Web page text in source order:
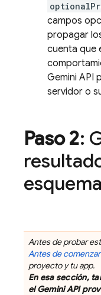
campos
propagar
cuenta que
Gemini API
servidor o
Paso 2:
Antes de probar
Antes de comenzar
proyecto y tu app.
En esa sección,
elGemini API